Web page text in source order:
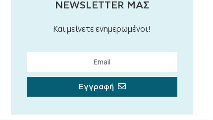
NEWSLETTER ΜΑΣ
Και μείνετε ενημερωμένοι!
Εγγραφή